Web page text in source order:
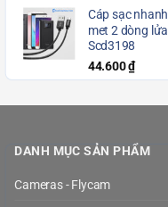
Cáp sạc
met 2 dòng
Scd3198
44.600₫
DANH MỤC SẢN PHẨM
Cameras - Flycam